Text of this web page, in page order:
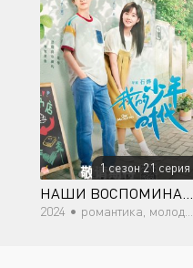
1 сезон 21 серия
НАШИ ВОСПОМИНАНИЯ
2024 • романтика, молодость